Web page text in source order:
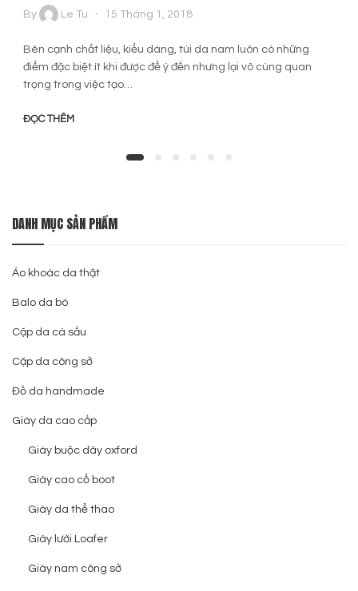
By Le Tu 15 Tháng 1, 2018
Bên cạnh chất liệu, kiểu dáng, túi da nam luôn có những
điểm đặc biệt ít khi được để ý đến nhưng lại vô cùng quan
trọng trong việc tạo…
ĐỌC THÊM
DANH MỤC SẢN PHẨM
Áo khoác da thật
Balo da bò
Cặp da cá sấu
Cặp da công sở
Đồ da handmade
Giày da cao cấp
Giày buộc dây oxford
Giày cao cổ boot
Giày da thể thao
Giày lười Loafer
Giày nam công sở